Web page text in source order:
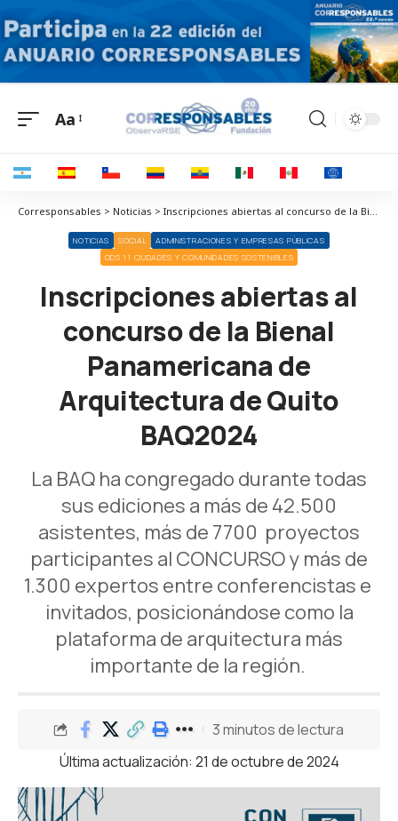
Aa
Corresponsables > Noticias > Inscripciones abiertas al concurso de la Bienal Panamericana de Arquitectura de Quito BAQ2024
NOTICIAS SOCIAL
ADMINISTRACIONES Y EMPRESAS PÚBLICAS
ODS 11 CIUDADES Y COMUNIDADES SOSTENIBLES
Inscripciones abiertas al
concurso de la Bienal
Panamericana de
Arquitectura de Quito
BAQ2024
La BAQ ha congregado durante todas
sus ediciones a más de 42.500
asistentes, más de 7700 proyectos
participantes al CONCURSO y más de
1.300 expertos entre conferencistas e
invitados, posicionándose como la
plataforma de arquitectura más
importante de la región.
Última actualización: 21 de octubre de 2024
3 minutos de lectura